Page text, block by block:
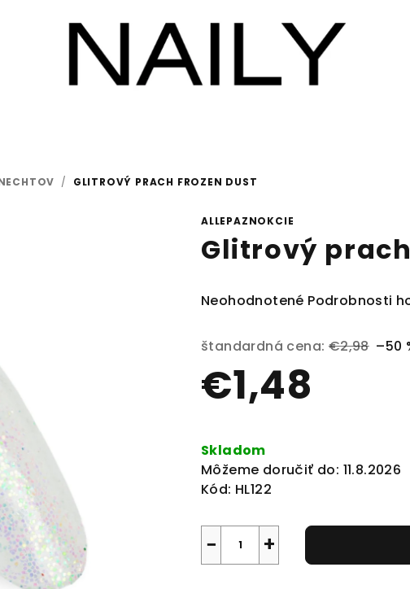
/ GLITROVÝ PRACH FROZEN DUST
ALLEPAZNOKCIE
Glitrový
Priemerné
produktu
0,0
z
Neohodnotené Podrobnosti
štandardná cena: €2,98 –50
€1,48
cena:
Skladom
Môžeme doručiť do: 11.8.2026
Kód: HL122
+
−